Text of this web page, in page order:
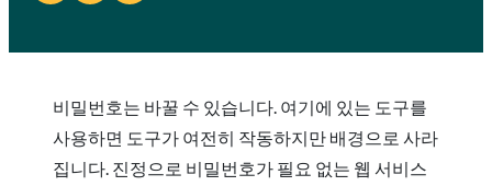
비밀번호는 바꿀 수 있습니다. 여기에 있는 도구를
사용하면 도구가 여전히 작동하지만 배경으로 사라
집니다. 진정으로 비밀번호가 필요 없는 웹 서비스